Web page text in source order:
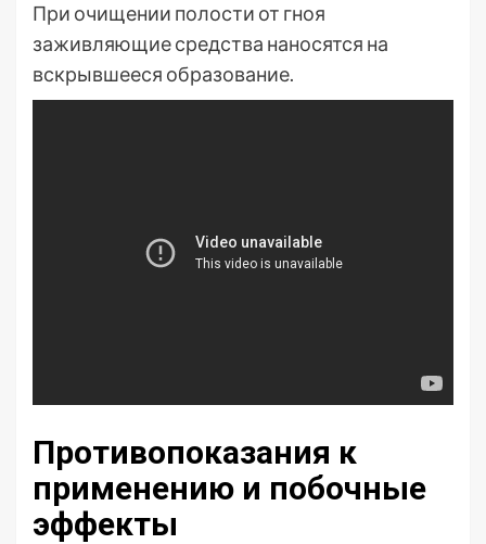
При очищении полости от гноя
заживляющие средства наносятся на
вскрывшееся образование.
Противопоказания к
применению и побочные
эффекты